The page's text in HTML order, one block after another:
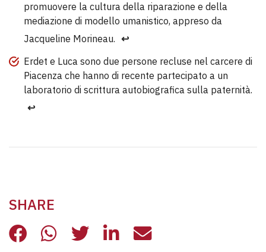
promuovere la cultura della riparazione e della
mediazione di modello umanistico, appreso da
Jacqueline Morineau. ↩︎
Erdet e Luca sono due persone recluse nel carcere di
Piacenza che hanno di recente partecipato a un
laboratorio di scrittura autobiografica sulla paternità.
↩︎
SHARE
STARE ACCANTO: UNA
STARE ACCANTO: UNA
STARE ACCANTO: UNA
STARE ACCANTO:
STARE